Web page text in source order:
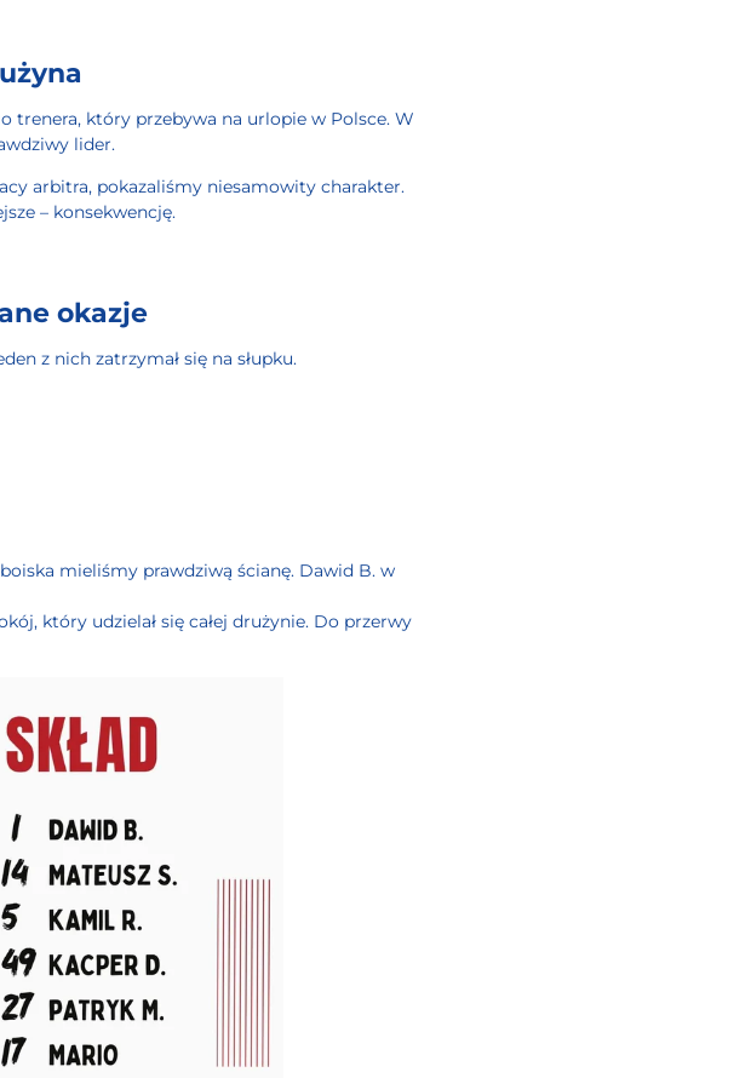
który przebywa na urlopie w Polsce. W
lider.
arbitra, pokazaliśmy niesamowity charakter.
– konsekwencję.
okazje
z nich zatrzymał się na słupku.
mieliśmy prawdziwą ścianę. Dawid B. w
który udzielał się całej drużynie. Do przerwy